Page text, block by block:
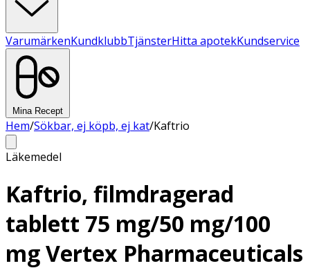
VarumärkenKundklubbTjänsterHitta apotekKundservice
Mina Recept
Hem/Sökbar, ej köpb, ej kat/Kaftrio
Läkemedel
Kaftrio, filmdragerad
tablett 75 mg/50 mg/100
mg Vertex Pharmaceuticals